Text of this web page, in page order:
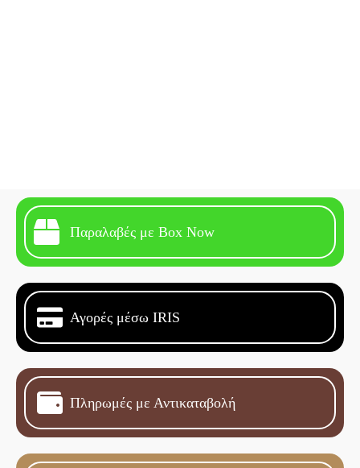
Παραλαβές με Box Now
Αγορές μέσω IRIS
Πληρωμές με Αντικαταβολή